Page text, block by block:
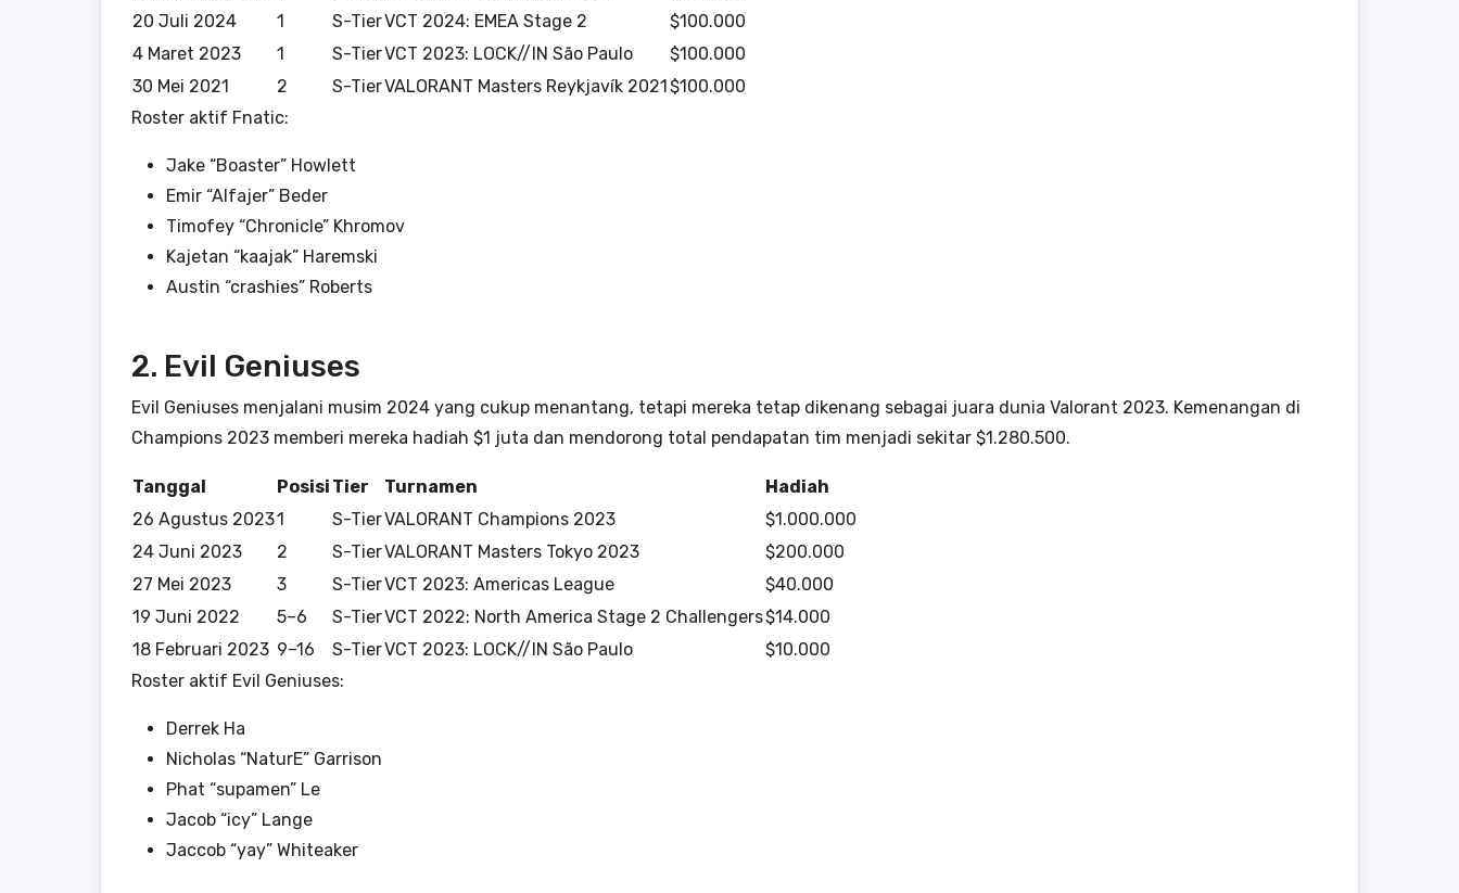
20 Juli 2024
1 S-TierVCT 2024: EMEA Stage 2
$100.000
4 Maret 2023
1 S-TierVCT 2023: LOCK//IN São Paulo
$100.000
30 Mei 2021
2 S-TierVALORANT Masters Reykjavík 2021$100.000
Roster aktif Fnatic:
Jake “Boaster” Howlett
Emir “Alfajer” Beder
Timofey “Chronicle” Khromov
Kajetan “kaajak” Haremski
Austin “crashies” Roberts
2. Evil Geniuses
Evil Geniuses menjalani musim 2024 yang cukup menantang, tetapi mereka tetap dikenang sebagai juara dunia Valorant 2023. Kemenangan di
Champions 2023 memberi mereka hadiah $1 juta dan mendorong total pendapatan tim menjadi sekitar $1.280.500.
Tanggal Posisi Tier Turnamen
Hadiah
26 Agustus 20231 S-TierVALORANT Champions 2023
$1.000.000
24 Juni 2023
2 S-TierVALORANT Masters Tokyo 2023
$200.000
27 Mei 2023
3 S-TierVCT 2023: Americas League
$40.000
19 Juni 2022
5–6 S-TierVCT 2022: North America Stage 2 Challengers$14.000
18 Februari 2023 9–16 S-TierVCT 2023: LOCK//IN São Paulo
$10.000
Roster aktif Evil Geniuses:
Derrek Ha
Nicholas “NaturE” Garrison
Phat “supamen” Le
Jacob “icy” Lange
Jaccob “yay” Whiteaker